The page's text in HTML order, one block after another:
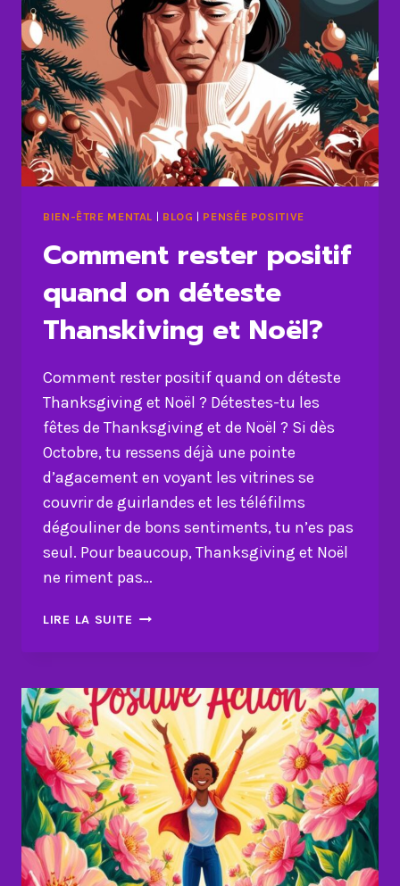
BIEN-ÊTRE MENTAL | BLOG | PENSÉE POSITIVE
Comment rester positif
quand on déteste
Thanskiving et Noël?
Comment rester positif quand on déteste
Thanksgiving et Noël ? Détestes-tu les
fêtes de Thanksgiving et de Noël ? Si dès
Octobre, tu ressens déjà une pointe
d’agacement en voyant les vitrines se
couvrir de guirlandes et les téléfilms
dégouliner de bons sentiments, tu n’es pas
seul. Pour beaucoup, Thanksgiving et Noël
ne riment pas…
LIRE LA SUITE COMMENT
ON
DÉTESTE
THANSKIVING
ET
NOËL?